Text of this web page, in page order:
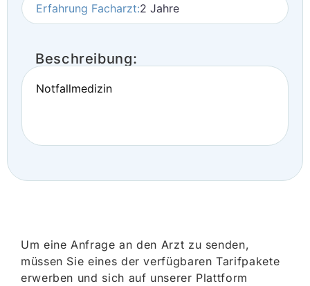
Erfahrung Facharzt:2 Jahre
Beschreibung:
Notfallmedizin
Um eine Anfrage an den Arzt zu senden,
müssen Sie eines der verfügbaren Tarifpakete
erwerben und sich auf unserer Plattform